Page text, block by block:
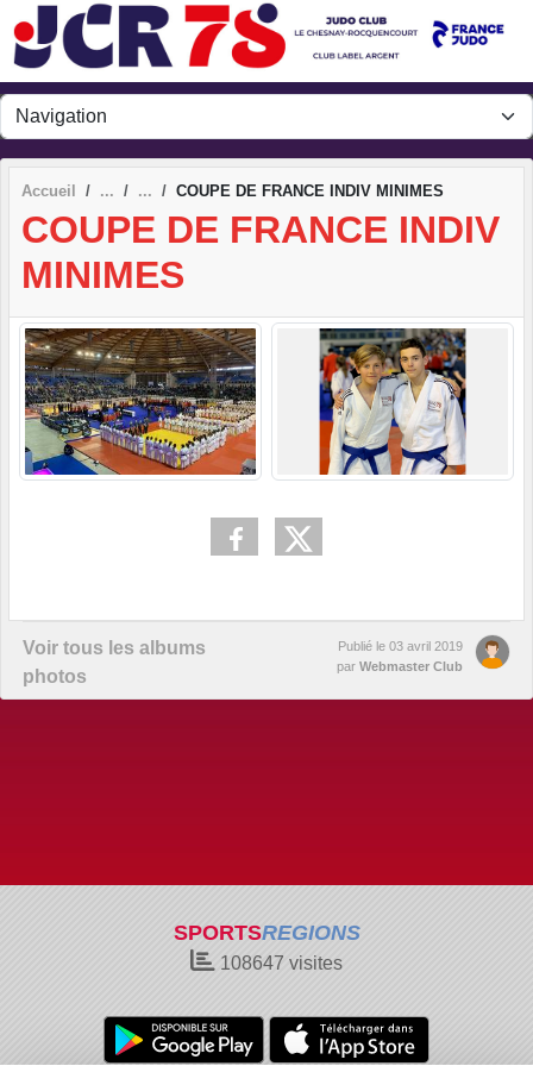
Accueil COUPE DE FRANCE INDIV MINIMES
COUPE DE FRANCE INDIV
MINIMES
Voir tous les albums
photos
Publié le 03 avril 2019
par Webmaster Club
SPORTSREGIONS
108647 visites
Panneau de gestion des cookies